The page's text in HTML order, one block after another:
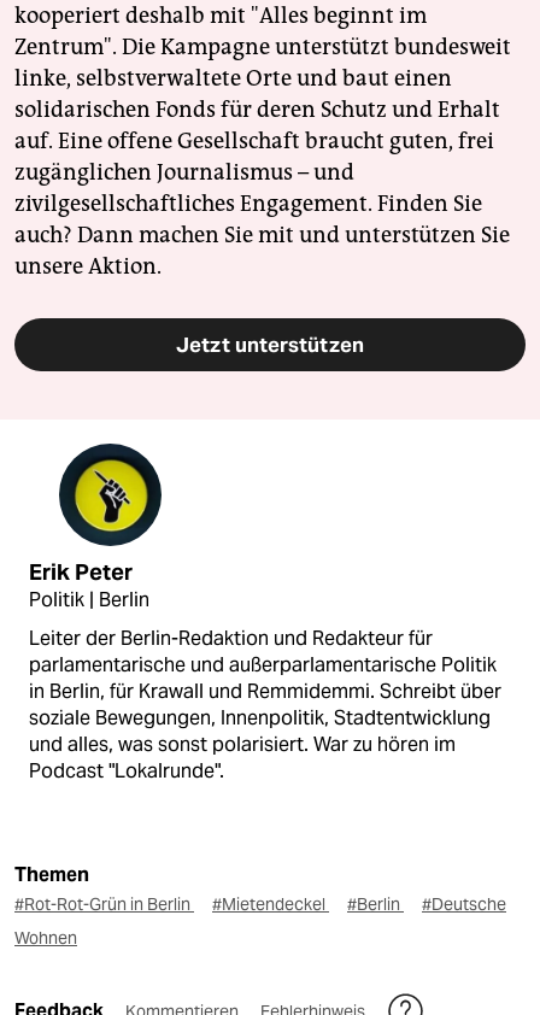
kooperiert deshalb mit "Alles beginnt im
Zentrum". Die Kampagne unterstützt bundesweit
linke, selbstverwaltete Orte und baut einen
solidarischen Fonds für deren Schutz und Erhalt
auf. Eine offene Gesellschaft braucht guten, frei
zugänglichen Journalismus – und
zivilgesellschaftliches Engagement. Finden Sie
auch? Dann machen Sie mit und unterstützen Sie
unsere Aktion.
Jetzt unterstützen
Erik Peter
Politik | Berlin
Leiter der Berlin-Redaktion und Redakteur für
parlamentarische und außerparlamentarische Politik
in Berlin, für Krawall und Remmidemmi. Schreibt über
soziale Bewegungen, Innenpolitik, Stadtentwicklung
und alles, was sonst polarisiert. War zu hören im
Podcast "Lokalrunde".
Themen
#Rot-Rot-Grün in Berlin #Mietendeckel #Berlin
#Deutsche
Wohnen
Feedback